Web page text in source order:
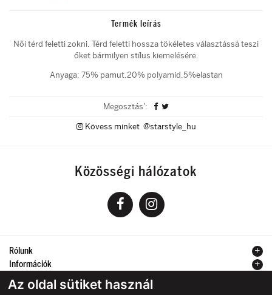
Az oldal sütiket használ
Termék leírás
Női térd feletti zokni. Térd feletti hossza tökéletes választássá teszi
őket bármilyen stílus kiemelésére.
Anyaga: 75% pamut,20% polyamid,5%elastan
Megosztás':
Kövess minket @starstyle_hu
Közösségi hálózatok
Rólunk
Információk
Kapcsolat